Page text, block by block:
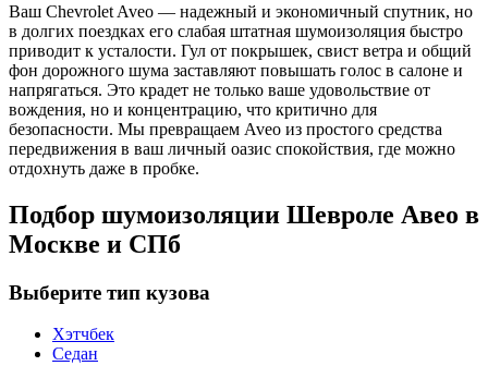
Ваш Chevrolet Aveo — надежный и экономичный спутник, но
в долгих поездках его слабая штатная шумоизоляция быстро
приводит к усталости. Гул от покрышек, свист ветра и общий
фон дорожного шума заставляют повышать голос в салоне и
напрягаться. Это крадет не только ваше удовольствие от
вождения, но и концентрацию, что критично для
безопасности. Мы превращаем Aveo из простого средства
передвижения в ваш личный оазис спокойствия, где можно
отдохнуть даже в пробке.
Подбор шумоизоляции Шевроле Авео в
Москве и СПб
Выберите тип кузова
Хэтчбек
Седан